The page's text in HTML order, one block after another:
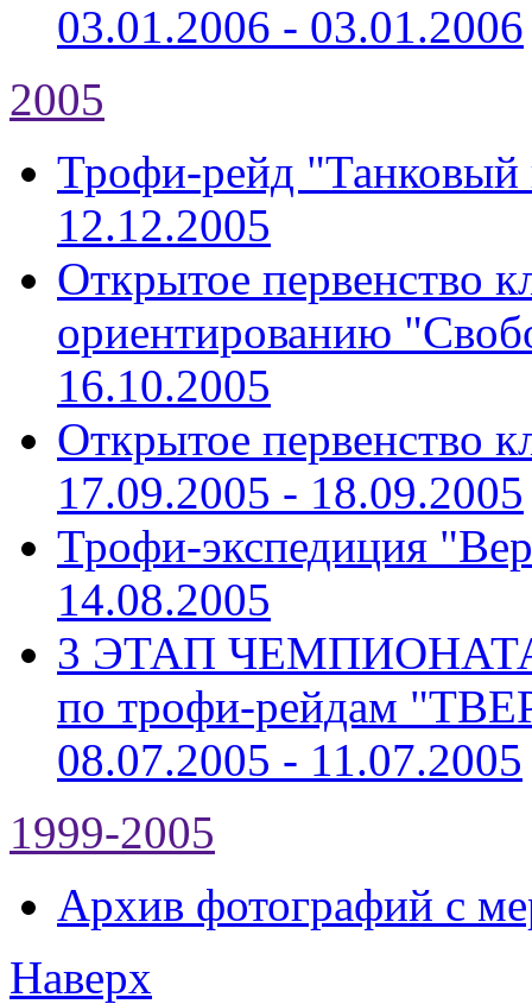
03.01.2006 - 03.01.2006
2005
Трофи-рейд
12.12.2005
Открытое первенство
ориентированию
16.10.2005
Открытое первенство
17.09.2005 - 18.09.2005
Трофи-экспедиция
14.08.2005
3 ЭТАП
по трофи-рейдам
08.07.2005 - 11.07.2005
1999-2005
Архив фотографий с
Наверх